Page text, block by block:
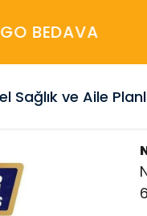
BEDAVA
Sağlık ve Aile